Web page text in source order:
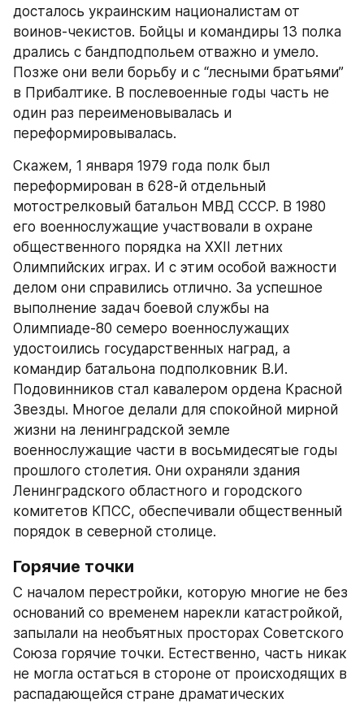
досталось украинским националистам от
воинов-чекистов. Бойцы и командиры 13 полка
дрались с бандподпольем отважно и умело.
Позже они вели борьбу и с “лесными братьями”
в Прибалтике. В послевоенные годы часть не
один раз переименовывалась и
переформировывалась.
Скажем, 1 января 1979 года полк был
переформирован в 628-й отдельный
мотострелковый батальон МВД СССР. В 1980
его военнослужащие участвовали в охране
общественного порядка на ХХII летних
Олимпийских играх. И с этим особой важности
делом они справились отлично. За успешное
выполнение задач боевой службы на
Олимпиаде-80 семеро военнослужащих
удостоились государственных наград, а
командир батальона подполковник В.И.
Подовинников стал кавалером ордена Красной
Звезды. Многое делали для спокойной мирной
жизни на ленинградской земле
военнослужащие части в восьмидесятые годы
прошлого столетия. Они охраняли здания
Ленинградского областного и городского
комитетов КПСС, обеспечивали общественный
порядок в северной столице.
Горячие точки
С началом перестройки, которую многие не без
оснований со временем нарекли катастройкой,
запылали на необъятных просторах Советского
Союза горячие точки. Естественно, часть никак
не могла остаться в стороне от происходящих в
распадающейся стране драматических